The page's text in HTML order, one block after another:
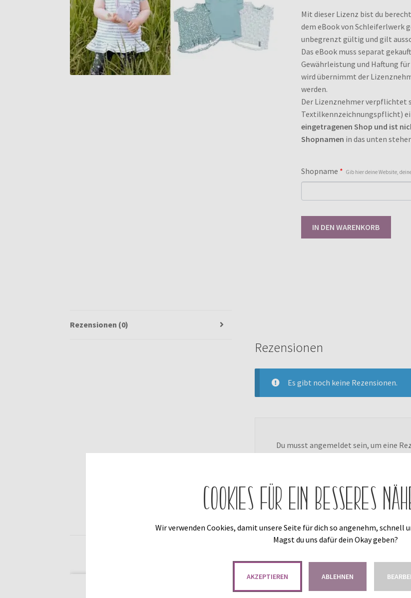
Mit dieser Lizenz bist du
dem eBook von Schleiferlwerk
unbegrenzt gültig und gilt
Das eBook muss separat
Gewährleistung und Haftung
wird übernimmt der
werden.
Der Lizenznehmer verpflichtet
Textilkennzeichnungspflicht)
eingetragenen Shop und ist
Shopnamen in das unten
Shopname * Gib hier deine Website,
IN DEN WARENKORB
Rezensionen (0)
Rezensionen
Es gibt noch keine Rezensionen.
Du musst angemeldet sein, um eine
Cookies für ein besseres
Wir verwenden Cookies, damit unsere Seite für dich so angenehm, schnell
Magst du uns dafür dein Okay geben?
AKZEPTIEREN ABLEHNEN